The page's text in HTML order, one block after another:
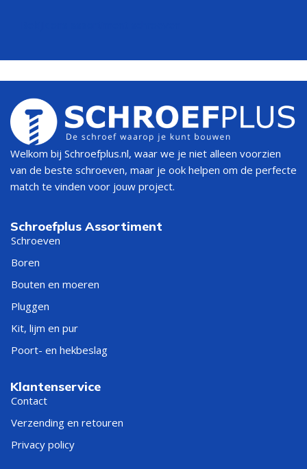
Welkom bij Schroefplus.nl, waar we je niet alleen voorzien
van de beste schroeven, maar je ook helpen om de perfecte
match te vinden voor jouw project.
Schroefplus Assortiment
Schroeven
Boren
Bouten en moeren
Pluggen
Kit, lijm en pur
Poort- en hekbeslag
Klantenservice
Contact
Verzending en retouren
Privacy policy